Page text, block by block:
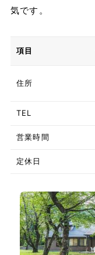
気です。
項目
住所
TEL
営業時間
定休日